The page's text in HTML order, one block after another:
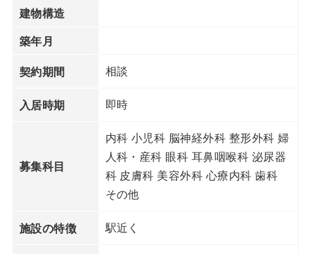
建物構造
築年月
契約期間 相談
入居時期 即時
募集科目
内科 小児科 脳神経外科 整形外科 婦
人科・産科 眼科 耳鼻咽喉科 泌尿器
科 皮膚科 美容外科 心療内科 歯科
その他
施設の特徴 駅近く